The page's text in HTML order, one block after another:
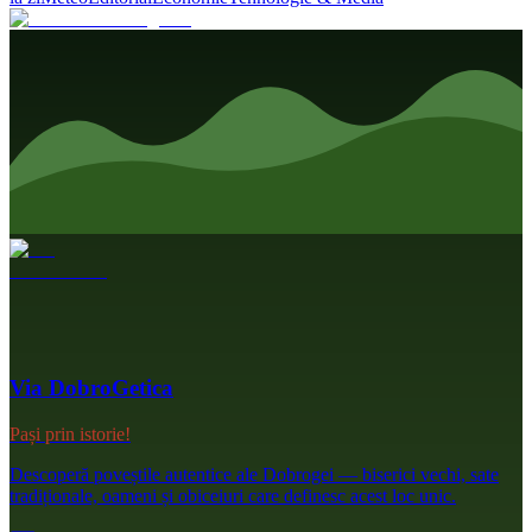
Via DobroGetica
Pași prin istorie!
Descoperă poveștile autentice ale Dobrogei — biserici vechi, sate
tradiționale, oameni și obiceiuri care definesc acest loc unic.